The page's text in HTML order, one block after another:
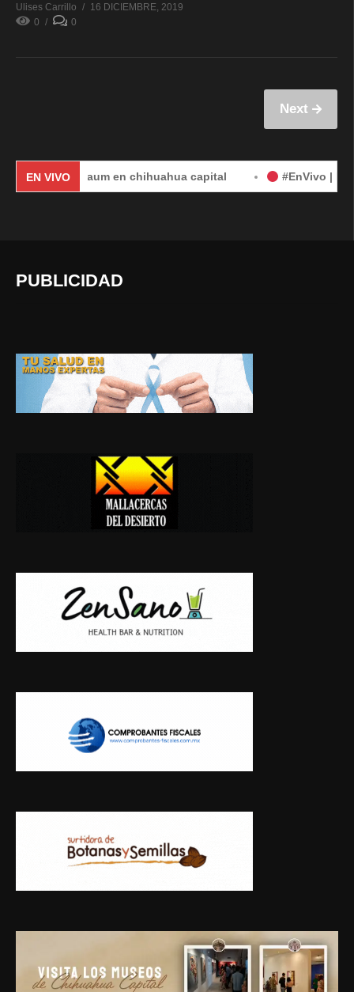
Ulises Carrillo
16 DICIEMBRE, 2019
0
0
Next
EN VIVOen chihuahua capital #EnVivo | DÍA 2:
PUBLICIDAD